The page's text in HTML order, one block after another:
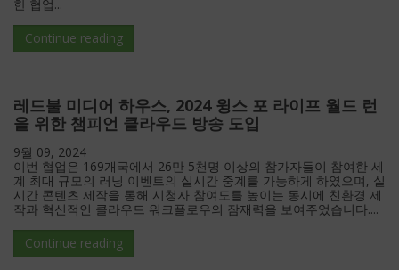
한 협업...
Continue reading
레드불 미디어 하우스, 2024 윙스 포 라이프 월드 런
을 위한 챔피언 클라우드 방송 도입
9월 09, 2024
이번 협업은 169개국에서 26만 5천명 이상의 참가자들이 참여한 세
계 최대 규모의 러닝 이벤트의 실시간 중계를 가능하게 하였으며, 실
시간 콘텐츠 제작을 통해 시청자 참여도를 높이는 동시에 친환경 제
작과 혁신적인 클라우드 워크플로우의 잠재력을 보여주었습니다....
Continue reading